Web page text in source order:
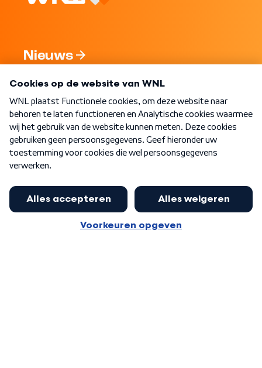
Nieuws
Nieuwsbrief
Word Lid